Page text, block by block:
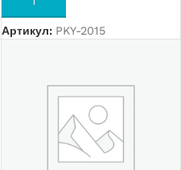
Артикул: PKY-2015